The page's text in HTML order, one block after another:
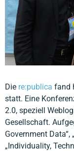
Die re:publica fand
statt. Eine
2.0, speziell
Gesellschaft.
Government Data“,
„Individuality,